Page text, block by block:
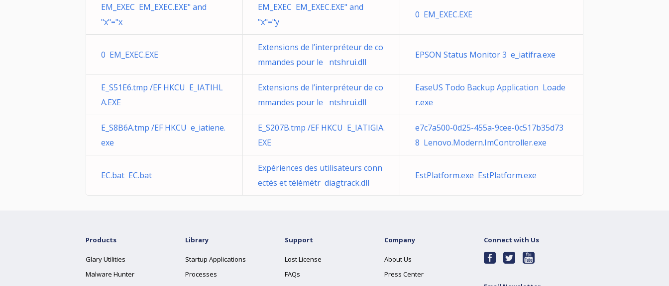
EM_EXEC EM_EXEC.EXE" and
"x"="x
EM_EXEC EM_EXEC.EXE" and
"x"="y
0 EM_EXEC.EXE
0 EM_EXEC.EXE
Extensions de l’interpréteur de co
mmandes pour le ntshrui.dll
EPSON Status Monitor 3 e_iatifra.exe
E_S51E6.tmp /EF HKCU E_IATIHL
A.EXE
Extensions de l’interpréteur de co
mmandes pour le ntshrui.dll
EaseUS Todo Backup Application Loade
r.exe
E_S8B6A.tmp /EF HKCU e_iatiene.
exe
E_S207B.tmp /EF HKCU E_IATIGIA.
EXE
e7c7a500-0d25-455a-9cee-0c517b35d73
8 Lenovo.Modern.ImController.exe
EC.bat EC.bat
Expériences des utilisateurs conn
ectés et télémétr diagtrack.dll
EstPlatform.exe EstPlatform.exe
Products
Glary Utilities
Malware Hunter
Library
Startup Applications
Processes
Support
Lost License
FAQs
Company
About Us
Press Center
Connect with Us